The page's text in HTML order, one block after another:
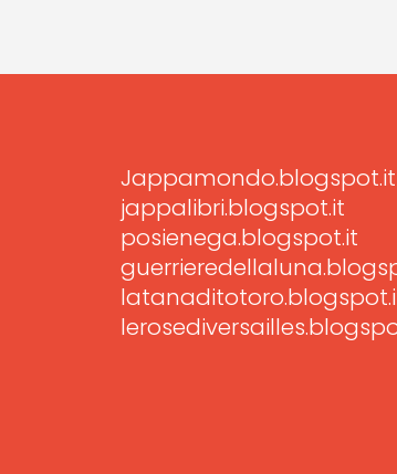
Jappamondo.blogspot.it
jappalibri.blogspot.it
posienega.blogspot.it